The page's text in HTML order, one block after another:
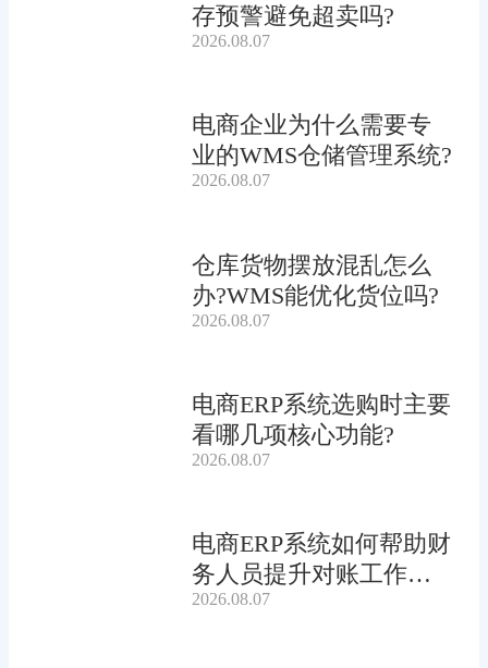
存预警避免超卖吗?
2026.08.07
电商企业为什么需要专
业的WMS仓储管理系统?
2026.08.07
仓库货物摆放混乱怎么
办?WMS能优化货位吗?
2026.08.07
电商ERP系统选购时主要
看哪几项核心功能?
2026.08.07
电商ERP系统如何帮助财
务人员提升对账工作效
率?
2026.08.07